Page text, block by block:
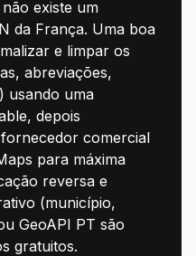
existe um
da França. Uma boa
e limpar os
abreviações,
usando uma
depois
comercial
para máxima
reversa e
(município,
GeoAPI PT são
gratuitos.